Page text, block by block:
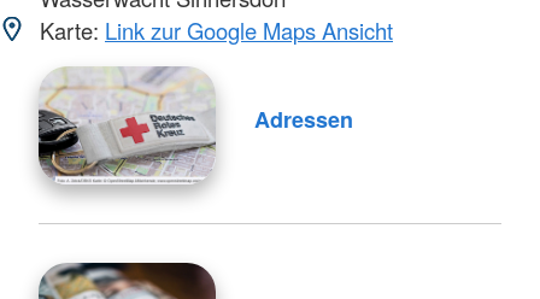
Karte: Link zur Google Maps Ansicht
Adressen